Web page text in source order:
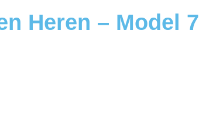
Heren – Model 7